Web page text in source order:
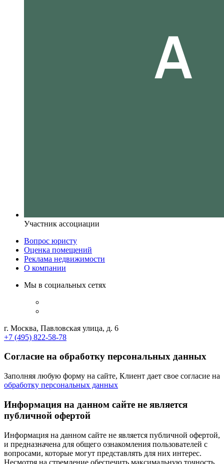
Участник ассоциации
Вопрос юристу
Оценка помещений
Реклама недвижимости
О компании
Мы в социальных сетях
г. Москва, Павловская улица, д. 6
+7 (495) 822-58-78
Согласие на обработку персональных данных
Заполняя любую форму на сайте, Клиент дает свое согласие на
обработку персональных данных
Информация на данном сайте не является
публичной офертой
Информация на данном сайте не является публичной офертой,
и предназначена для общего ознакомления пользователей с
вопросами, которые могут представлять для них интерес.
Несмотря на стремление обеспечить максимальную точность